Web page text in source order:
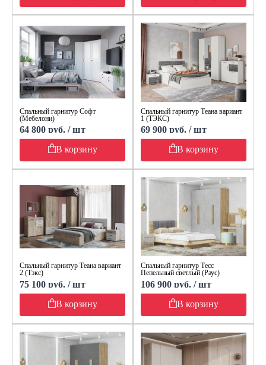
Спальный гарнитур Софт
(Мебелони)
64 800 руб. / шт
В корзину
Спальный гарнитур Теана вариант
1 (ТЭКС)
69 900 руб. / шт
В корзину
Спальный гарнитур Теана вариант
2 (Тэкс)
75 100 руб. / шт
В корзину
Спальный гарнитур Тесс
Пепельный светлый (Раус)
106 900 руб. / шт
В корзину